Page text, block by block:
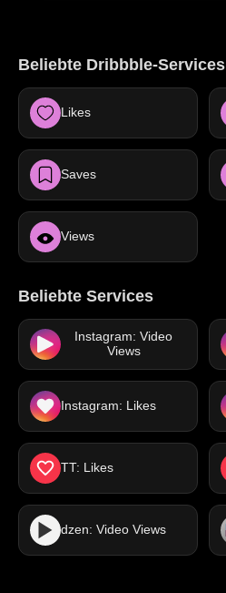
Beliebte Dribbble-Services
Likes
Saves
Views
Beliebte Services
Instagram: Video
Views
Instagram: Likes
TT: Likes
dzen: Video Views